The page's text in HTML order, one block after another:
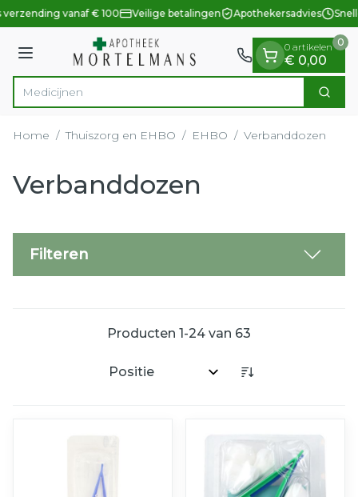
Ga naar de inhoud
1 van 1vanaf € 100 Veilige betalingen Apothekersadvies
Menu
Product, merk, categorie... Zoek
0 artikelen
€ 0,00
0
Home / Thuiszorg en EHBO / EHBO / Verbanddozen
Verbanddozen
Filteren
Producten 1 -24 van 63
Sorteer op: